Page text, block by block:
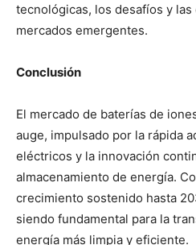
tecnológicas, los desafíos y
mercados emergentes.
Conclusión
El mercado de baterías de
auge, impulsado por la rápida
eléctricos y la innovación
almacenamiento de energía.
crecimiento sostenido hasta
siendo fundamental para la
energía más limpia y eficiente.